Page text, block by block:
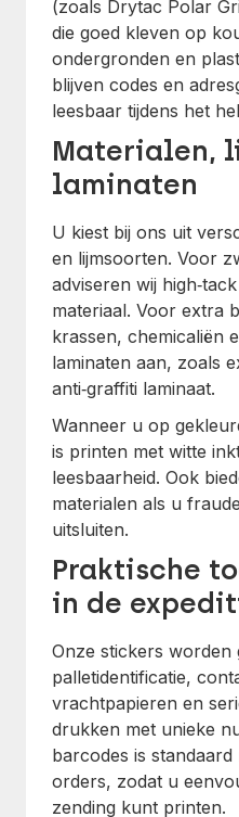
(zoals Drytac Polar
die goed kleven op
ondergronden en
blijven codes en
leesbaar tijdens het
Materialen,
laminaten
U kiest bij ons uit
en lijmsoorten. Voor
adviseren wij
materiaal. Voor extra
krassen, chemicaliën
laminaten aan, zoals
anti‑graffiti laminaat.
Wanneer u op
is printen met witte
leesbaarheid. Ook
materialen als u
uitsluiten.
Praktische
in de
Onze stickers
palletidentificatie,
vrachtpapieren en
drukken met unieke
barcodes is
orders, zodat u
zending kunt printen.